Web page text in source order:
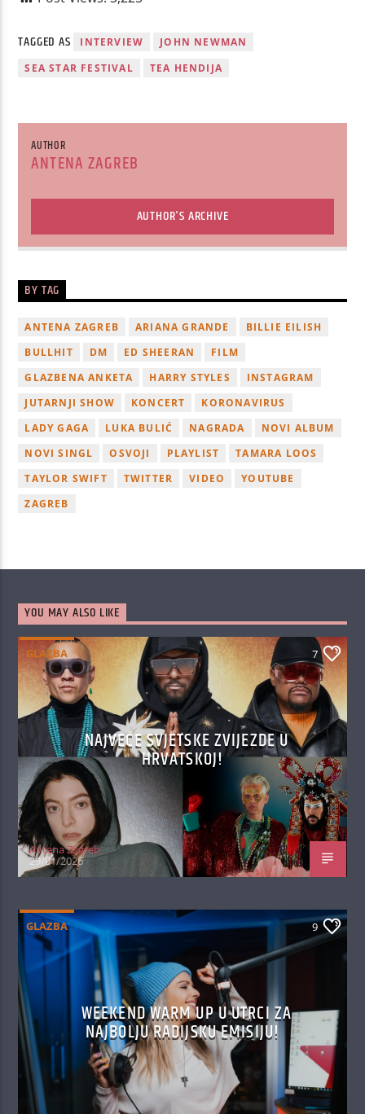
TAGGED AS INTERVIEW
JOHN NEWMAN
SEA STAR FESTIVAL
TEA HENDIJA
AUTHOR
ANTENA ZAGREB
AUTHOR'S ARCHIVE
BY TAG
ANTENA ZAGREB ARIANA GRANDE
BILLIE EILISH
BULLHIT
DM ED SHEERAN
FILM
GLAZBENA ANKETA
HARRY STYLES
INSTAGRAM
JUTARNJI SHOW
KONCERT
KORONAVIRUS
LADY GAGA
LUKA BULIĆ NAGRADA
NOVI ALBUM
NOVI SINGL
OSVOJI PLAYLIST
TAMARA LOOS
TAYLOR SWIFT
TWITTER VIDEO
YOUTUBE
ZAGREB
YOU MAY ALSO LIKE
GLAZBA 7
NAJVEĆE SVJETSKE ZVIJEZDE U
HRVATSKOJ!
Antena Zagreb
29/01/2026
GLAZBA 9
WEEKEND WARM UP U UTRCI ZA
NAJBOLJU RADIJSKU EMISIJU!